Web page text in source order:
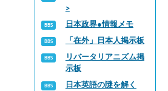
>
日本政界●情報メモ
「在外」日本人掲示板
リバータリアニズム掲
示板
日本英語の謎を解く